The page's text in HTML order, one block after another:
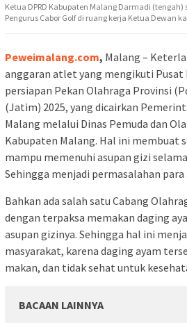
Ketua DPRD Kabupaten Malang Darmadi
Pengurus Cabor Golf di ruang kerja Ketua Dewan
Peweimalang.com, Malang –
anggaran atlet yang mengikuti
persiapan Pekan Olahraga Provinsi
(Jatim) 2025, yang dicairkan
Malang melalui Dinas Pemuda dan
Kabupaten Malang. Hal ini membuat
mampu memenuhi asupan gizi
Sehingga menjadi permasalahan
Bahkan ada salah satu Cabang
dengan terpaksa memakan daging
asupan gizinya. Sehingga hal ini
masyarakat, karena daging ayam
makan, dan tidak sehat untuk
BACAAN LAINNYA